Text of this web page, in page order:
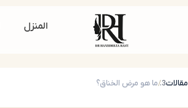
المنزل
مقالات ما هو مرض الخناق؟